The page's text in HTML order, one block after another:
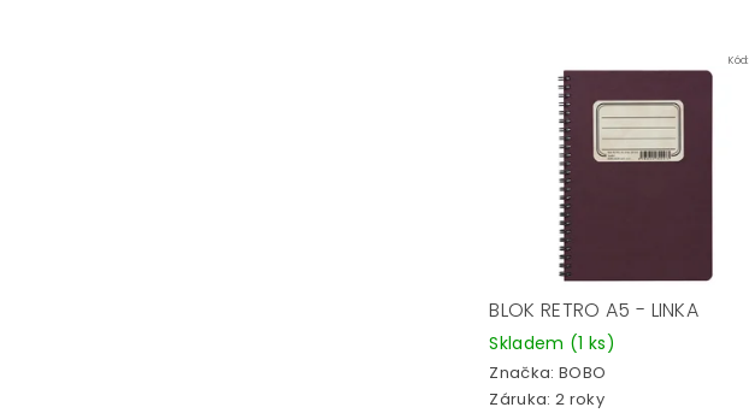
Kód:
BLOK RETRO A5 - LINKA
Skladem (1 ks)
Značka: BOBO
Záruka: 2 roky